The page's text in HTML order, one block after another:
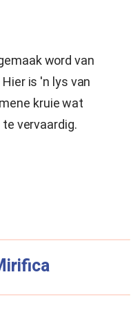
word van
is 'n lys van
kruie wat
vervaardig.